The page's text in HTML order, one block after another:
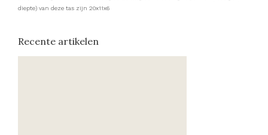
diepte) van deze tas zijn 20x11x6
Recente artikelen